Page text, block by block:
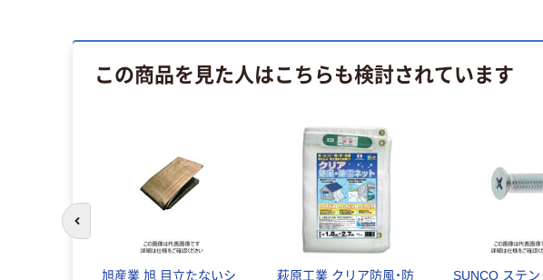
この商品を見た人はこちらも検討されています
旭産業 旭 目立たないシ
萩原工業 クリア防風・防
SUNCO ステン
前のスライドへ